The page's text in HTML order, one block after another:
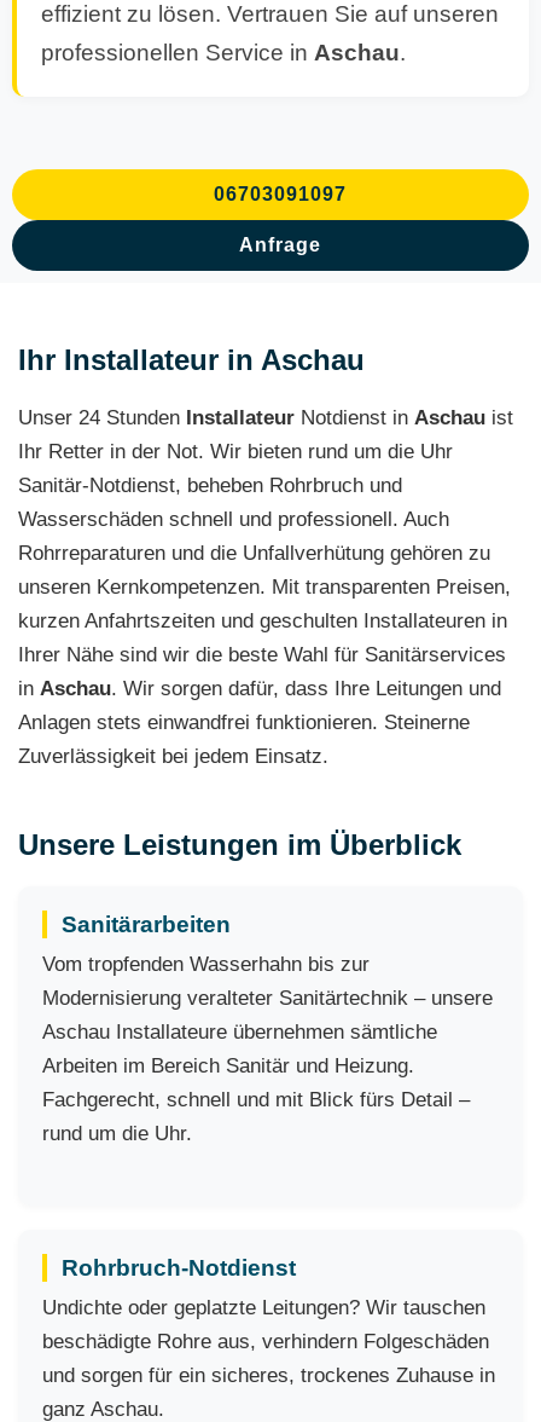
effizient zu lösen. Vertrauen Sie auf unseren
professionellen Service in Aschau.
06703091097
Anfrage
Ihr Installateur in Aschau
Unser 24 Stunden Installateur Notdienst in Aschau ist
Ihr Retter in der Not. Wir bieten rund um die Uhr
Sanitär-Notdienst, beheben Rohrbruch und
Wasserschäden schnell und professionell. Auch
Rohrreparaturen und die Unfallverhütung gehören zu
unseren Kernkompetenzen. Mit transparenten Preisen,
kurzen Anfahrtszeiten und geschulten Installateuren in
Ihrer Nähe sind wir die beste Wahl für Sanitärservices
in Aschau. Wir sorgen dafür, dass Ihre Leitungen und
Anlagen stets einwandfrei funktionieren. Steinerne
Zuverlässigkeit bei jedem Einsatz.
Unsere Leistungen im Überblick
Sanitärarbeiten
Vom tropfenden Wasserhahn bis zur
Modernisierung veralteter Sanitärtechnik – unsere
Aschau Installateure übernehmen sämtliche
Arbeiten im Bereich Sanitär und Heizung.
Fachgerecht, schnell und mit Blick fürs Detail –
rund um die Uhr.
Rohrbruch-Notdienst
Undichte oder geplatzte Leitungen? Wir tauschen
beschädigte Rohre aus, verhindern Folgeschäden
und sorgen für ein sicheres, trockenes Zuhause in
ganz Aschau.